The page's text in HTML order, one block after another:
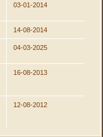
03-01-2014
14-08-2014
04-03-2025
16-08-2013
12-08-2012